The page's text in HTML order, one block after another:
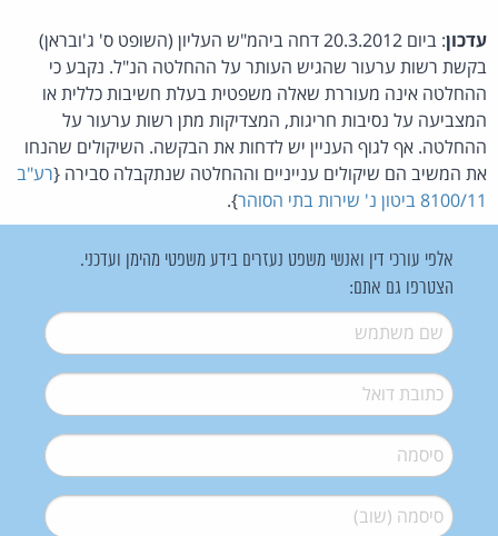
עדכון
: ביום 20.3.2012 דחה ביהמ"ש העליון (השופט ס' ג'ובראן)
בקשת רשות ערעור שהגיש העותר על ההחלטה הנ"ל. נקבע כי
ההחלטה אינה מעוררת שאלה משפטית בעלת חשיבות כללית או
המצביעה על נסיבות חריגות, המצדיקות מתן רשות ערעור על
ההחלטה. אף לגוף העניין יש לדחות את הבקשה. השיקולים שהנחו
את המשיב הם שיקולים ענייניים וההחלטה שנתקבלה סבירה {רע"ב
8100/11 ביטון נ' שירות בתי הסוהר
}.
אלפי עורכי דין ואנשי משפט נעזרים בידע משפטי מהימן ועדכני.
הצטרפו גם אתם:
שם משתמש*
דואל*
סיסמה*
סיסמה (שוב)*